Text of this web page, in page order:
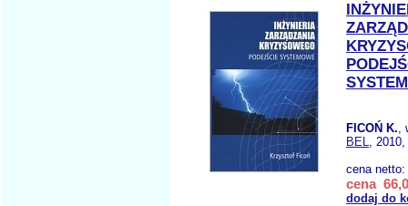
FICOŃ K.,
BEL,
cena netto:
cena
dodaj do